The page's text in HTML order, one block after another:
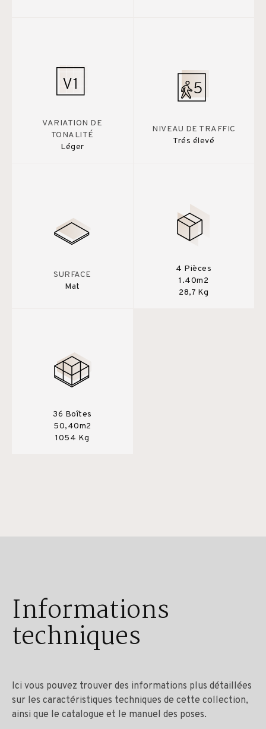
VARIATION DE
TONALITÉ
Léger
NIVEAU DE TRAFFIC
Trés élevé
SURFACE
Mat
4 Pièces
1.40m2
28,7 Kg
36 Boîtes
50,40m2
1054 Kg
Informations
techniques
Ici vous pouvez trouver des informations plus détaillées
sur les caractéristiques techniques de cette collection,
ainsi que le catalogue et le manuel des poses.